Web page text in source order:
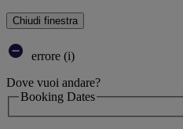
Chiudi finestra
errore (i)
Dove vuoi andare?
Booking Dates